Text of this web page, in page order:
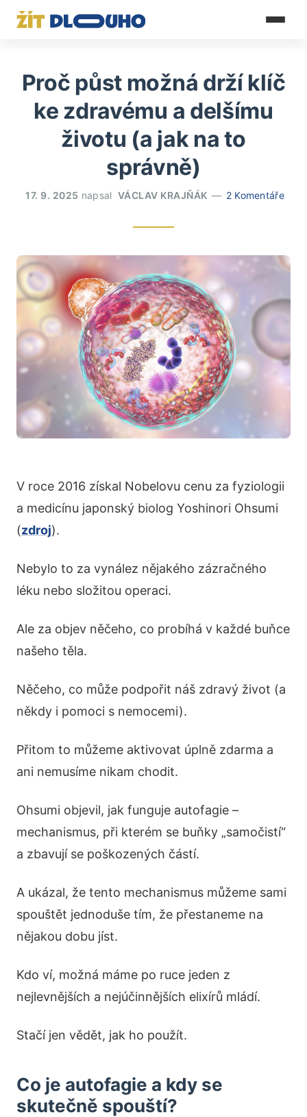
Proč půst možná drží klíč
ke zdravému a delšímu
životu (a jak na to
správně)
17. 9. 2025 napsal VÁCLAV KRAJŇÁK 2 Komentáře
V roce 2016 získal Nobelovu cenu za fyziologii
a medicínu japonský biolog Yoshinori Ohsumi
(zdroj).
Nebylo to za vynález nějakého zázračného
léku nebo složitou operaci.
Ale za objev něčeho, co probíhá v každé buňce
našeho těla.
Něčeho, co může podpořit náš zdravý život (a
někdy i pomoci s nemocemi).
Přitom to můžeme aktivovat úplně zdarma a
ani nemusíme nikam chodit.
Ohsumi objevil, jak funguje autofagie –
mechanismus, při kterém se buňky „samočistí“
a zbavují se poškozených částí.
A ukázal, že tento mechanismus můžeme sami
spouštět jednoduše tím, že přestaneme na
nějakou dobu jíst.
Kdo ví, možná máme po ruce jeden z
nejlevnějších a nejúčinnějších elixírů mládí.
Stačí jen vědět, jak ho použít.
Co je autofagie a kdy se
skutečně spouští?